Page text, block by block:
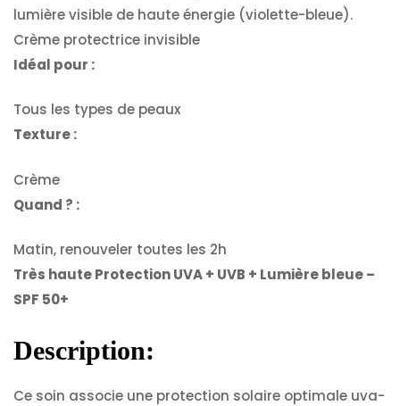
lumière visible de haute énergie (violette-bleue).
Crème protectrice invisible
Idéal pour :
Tous les types de peaux
Texture :
Crème
Quand ? :
Matin, renouveler toutes les 2h
Très haute Protection UVA + UVB + Lumière bleue –
SPF 50+
Description:
Ce soin associe une protection solaire optimale uva-